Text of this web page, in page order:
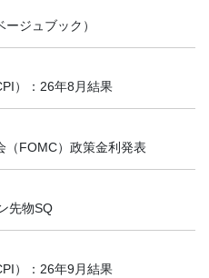
ジュブック）
）：26年8月結果
（FOMC）政策金利発表
先物SQ
）：26年9月結果